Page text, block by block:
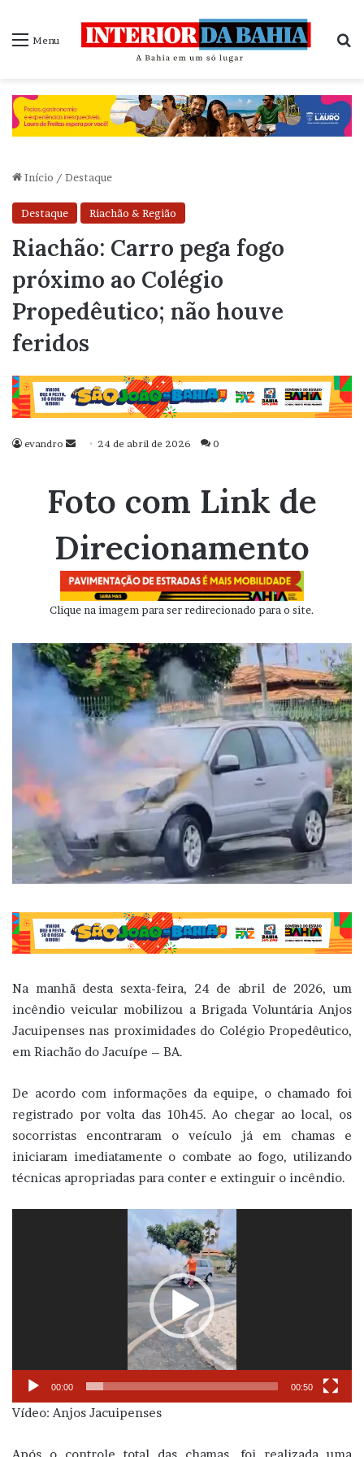
Menu
Início / Destaque
Destaque Riachão & Região
Riachão: Carro pega fogo
próximo ao Colégio
Propedêutico; não houve
feridos
evandro
Mande
mail
24 de abril de 2026 0
Foto com Link de
Direcionamento
Clique na imagem para ser redirecionado para o site.
Na manhã desta sexta-feira, 24 de abril de 2026, um
incêndio veicular mobilizou a Brigada Voluntária Anjos
Jacuipenses nas proximidades do Colégio Propedêutico,
em Riachão do Jacuípe – BA.
De acordo com informações da equipe, o chamado foi
registrado por volta das 10h45. Ao chegar ao local, os
socorristas encontraram o veículo já em chamas e
iniciaram imediatamente o combate ao fogo, utilizando
técnicas apropriadas para conter e extinguir o incêndio.
00:00 00:50
Vídeo: Anjos Jacuipenses